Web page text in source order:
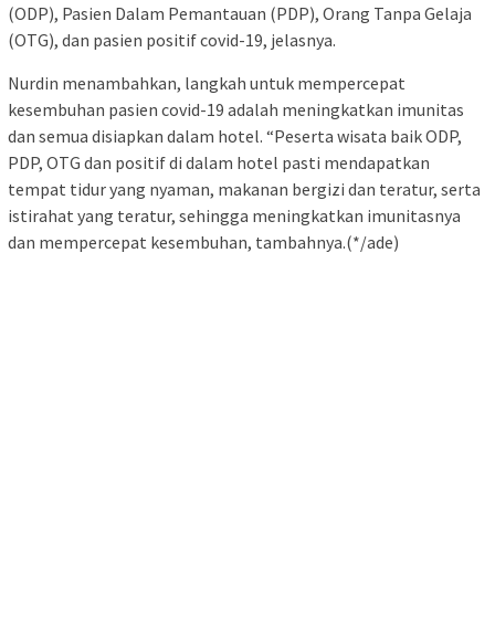
(ODP), Pasien Dalam Pemantauan (PDP), Orang Tanpa Gelaja
(OTG), dan pasien positif covid-19, jelasnya.
Nurdin menambahkan, langkah untuk mempercepat
kesembuhan pasien covid-19 adalah meningkatkan imunitas
dan semua disiapkan dalam hotel. “Peserta wisata baik ODP,
PDP, OTG dan positif di dalam hotel pasti mendapatkan
tempat tidur yang nyaman, makanan bergizi dan teratur, serta
istirahat yang teratur, sehingga meningkatkan imunitasnya
dan mempercepat kesembuhan, tambahnya.(*/ade)